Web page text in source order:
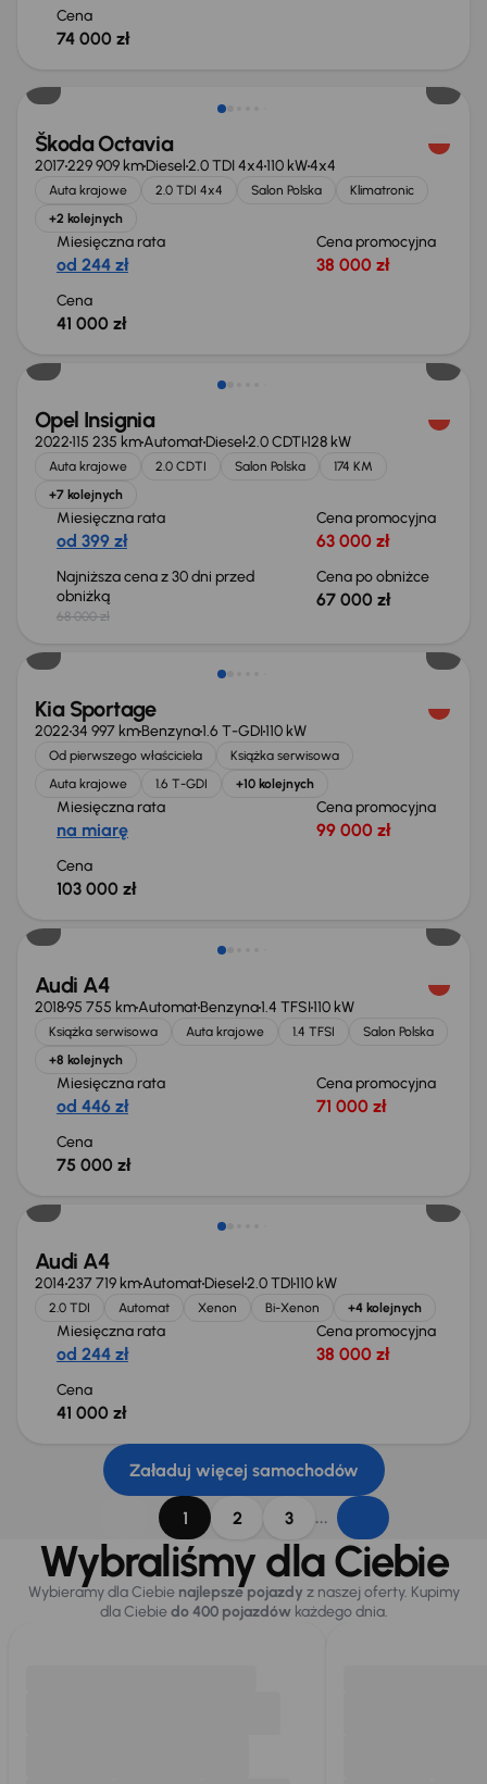
Cena
74 000 zł
Škoda Octavia
2017229 909 kmDiesel2.0 TDI 4x4110 kW4x4
Auta krajowe 2.0 TDI 4x4 Salon Polska
Klimatronic
+2 kolejnych
Miesięczna rata
od 244 zł
Cena promocyjna
38 000 zł
Cena
41 000 zł
Opel Insignia
2022115 235 kmAutomatDiesel2.0 CDTI128 kW
Auta krajowe 2.0 CDTI Salon Polska
174 KM
+7 kolejnych
Miesięczna rata
od 399 zł
Cena promocyjna
63 000 zł
Najniższa cena z 30 dni przed
obniżką
68 000 zł
Cena po obniżce
67 000 zł
Kia Sportage
202234 997 kmBenzyna1.6 T-GDI110 kW
Od pierwszego właściciela
Książka serwisowa
Auta krajowe
1.6 T-GDI +10 kolejnych
Miesięczna rata
na miarę
Cena promocyjna
99 000 zł
Cena
103 000 zł
Audi A4
201895 755 kmAutomatBenzyna1.4 TFSI110 kW
Książka serwisowa Auta krajowe 1.4 TFSI
Salon Polska
+8 kolejnych
Miesięczna rata
od 446 zł
Cena promocyjna
71 000 zł
Cena
75 000 zł
Audi A4
2014237 719 kmAutomatDiesel2.0 TDI110 kW
2.0 TDI Automat Xenon Bi-Xenon +4 kolejnych
Miesięczna rata
od 244 zł
Cena promocyjna
38 000 zł
Cena
41 000 zł
Załaduj więcej samochodów
1 2 3 ...
Wybraliśmy dla Ciebie
Wybieramy dla Ciebie najlepsze pojazdy z naszej oferty. Kupimy
dla Ciebiedo 400 pojazdówkażdego dnia.